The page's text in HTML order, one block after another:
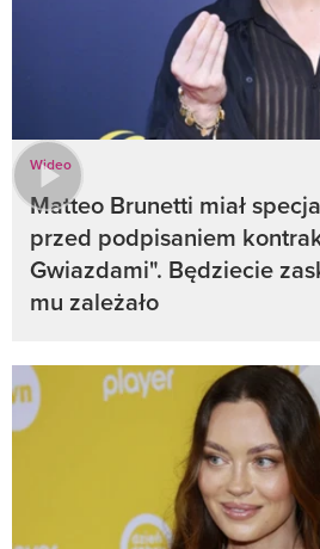
Wideo
Matteo Brunetti miał
przed podpisaniem
Gwiazdami". Będziecie
mu zależało